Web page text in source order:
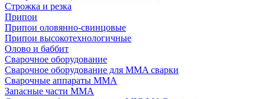
Строжка и резка
Припои
Припои оловянно-свинцовые
Припои высокотехнологичные
Олово и баббит
Сварочное оборудование
Сварочное оборудование для MMA сварки
Сварочные аппараты MMA
Запасные части MMA